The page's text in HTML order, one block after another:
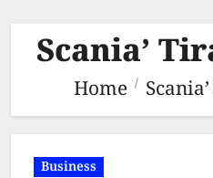
Scania’
Home
Business